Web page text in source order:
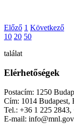
Előző 1 Következő
10 20 50
találat
Elérhetőségek
Postacím: 1250
Cím: 1014 Budapest,
Tel.: +36 1 225
E-mail: